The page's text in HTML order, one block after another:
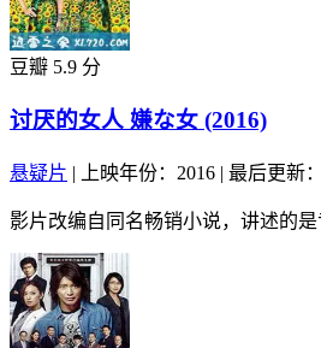
豆瓣 5.9 分
讨厌的女人 嫌な女 (2016)
悬疑片 | 上映年份：2016 | 最后更新
影片改编自同名畅销小说，讲述的